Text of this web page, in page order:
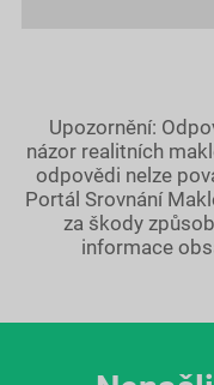
Upozornění:
názor realitních
odpovědi nelze
Portál Srovnání
za škody
informace